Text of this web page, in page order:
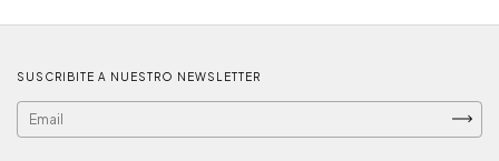
SUSCRIBITE A NUESTRO NEWSLETTER